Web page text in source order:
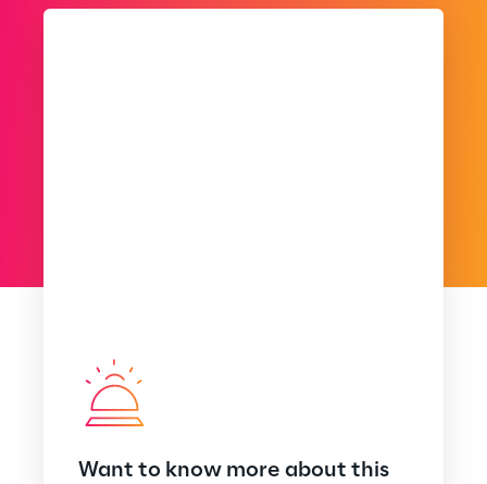
Want to know more about this